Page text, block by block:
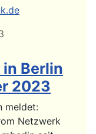
Berlin
2023
meldet:
Netzwerk